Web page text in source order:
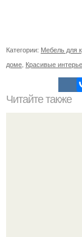
Категории: Мебель для
доме Красивые
Читайте также